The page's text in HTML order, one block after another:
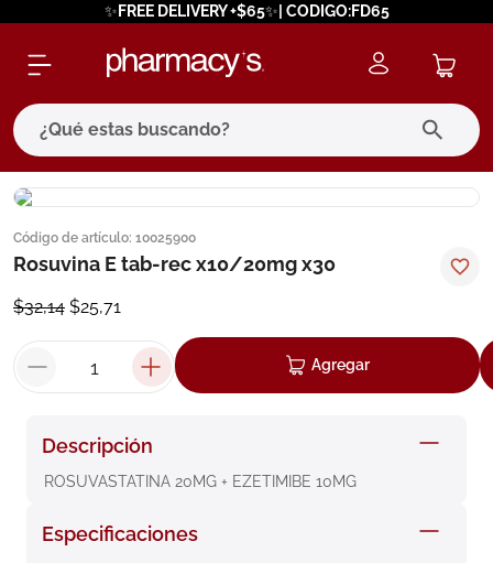
✨FREE DELIVERY +$65✨| CODIGO:FD65
¿Qué estas buscando?
Código de artículo: 10025900
Rosuvina E tab-rec x10/20mg x30
$32,14 $25,71
Agregar
Descripción
ROSUVASTATINA 20MG + EZETIMIBE 10MG
Especificaciones
términos más buscados
1. eucerin
. bioderma
pilexil
5. cerave
6 degraler
7. isdin